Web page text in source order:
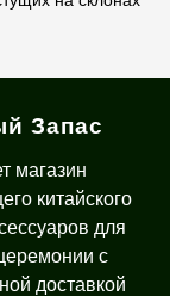
Запас
магазин
китайского
для
с
доставкой